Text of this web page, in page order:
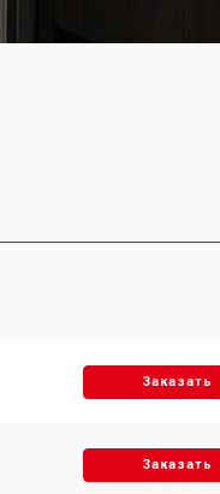
Заказать
Заказать